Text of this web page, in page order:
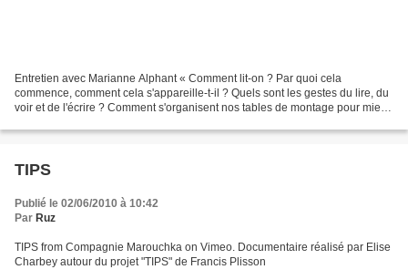
Entretien avec Marianne Alphant « Comment lit-on ? Par quoi cela
commence, comment cela s'appareille-t-il ? Quels sont les gestes du lire, du
voir et de l'écrire ? Comment s'organisent nos tables de montage pour mieux
TIPS
Publié le 02/06/2010 à 10:42
Par Ruz
TIPS from Compagnie Marouchka on Vimeo. Documentaire réalisé par Elise
Charbey autour du projet "TIPS" de Francis Plisson